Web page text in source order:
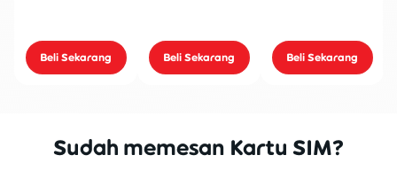
Beli Sekarang Beli Sekarang Beli Sekarang
Sudah memesan Kartu SIM?